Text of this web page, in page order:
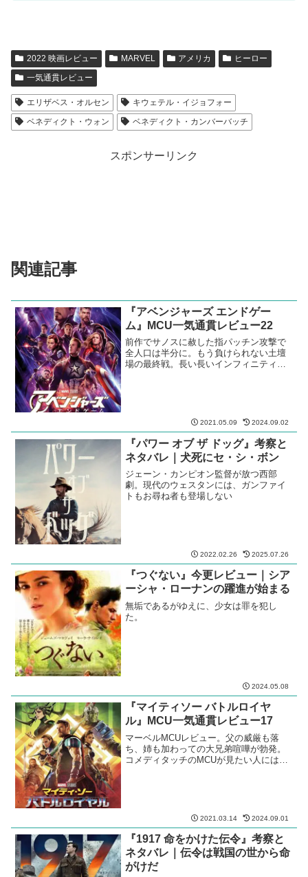
2022 映画レビュー MARVEL アメリカ
ヒーロー
一気通貫レビュー
エリザベス・オルセン
キウェテル・イジョフォー
ベネディクト・ウォン
ベネディクト・カンバーバッチ
スポンサーリンク
関連記事
『アベンジャーズ エンドゲー
ム』MCU一気通貫レビュー22
前作でサノスに赦した指パッチン攻撃で
全人口は半分に。もう負けられない土壇
場の最終戦。長い長いインフィニティ・
2021.05.09 2024.09.02
『パワー オブ ザ ドッグ』考察と
ネタバレ｜犬死にセ・シ・ボン
ジェーン・カンピオン監督が放つ西部
劇。現代のウェスタンには、ガンファイ
トもお尋ね者も登場しない
2022.02.26 2025.07.26
『つぐない』今更レビュー｜シア
ーシャ・ローナンの躍進が始まる
無垢であるがゆえに、少女は罪を犯し
た。
2024.05.08
『マイティソー バトルロイヤ
ル』MCU一気通貫レビュー17
マーベルMCUレビュー。父の威厳も落
ち、姉も加わっての大兄弟喧嘩が勃発。
コメディタッチのMCUが見たい人には向
2021.03.14 2024.09.01
『1917 命をかけた伝令』考察と
ネタバレ｜伝令は戦国の世から命
がけだ